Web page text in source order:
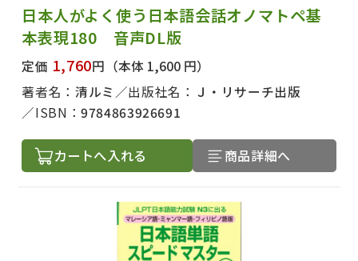
日本人がよく使う日本語会話オノマトペ基
本表現180 音声DL版
定価 1,760円 （本体 1,600 円）
著者名： 清ルミ 出版社名： Ｊ・リサーチ出版
ISBN：9784863926691
カートへ入れる 商品詳細へ